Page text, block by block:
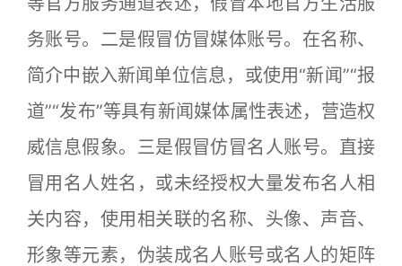
务账号。二是假冒仿冒媒体账号。在名称、
简介中嵌入新闻单位信息，或使用“新闻”“报
道”“发布”等具有新闻媒体属性表述，营造权
威信息假象。三是假冒仿冒名人账号。直接
冒用名人姓名，或未经授权大量发布名人相
关内容，使用相关联的名称、头像、声音、
形象等元素，伪装成名人账号或名人的矩阵